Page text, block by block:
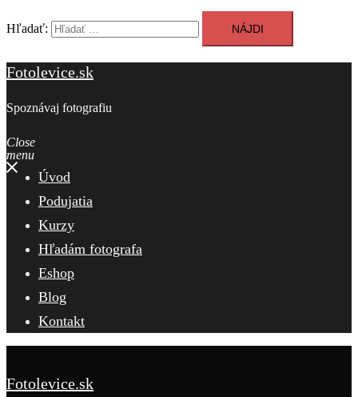
Hľadať:
Fotolevice.sk
Spoznávaj fotografiu
Close
menu
Úvod
Podujatia
Kurzy
Hľadám fotografa
Eshop
Blog
Kontakt
Fotolevice.sk